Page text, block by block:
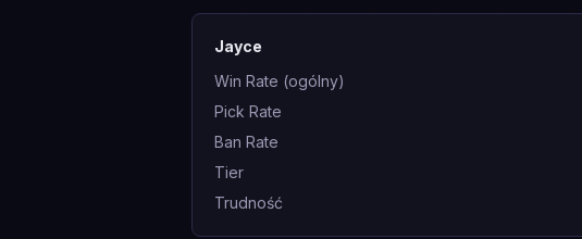
Jayce
Win Rate (ogólny)
Pick Rate
Ban Rate
Tier
Trudność